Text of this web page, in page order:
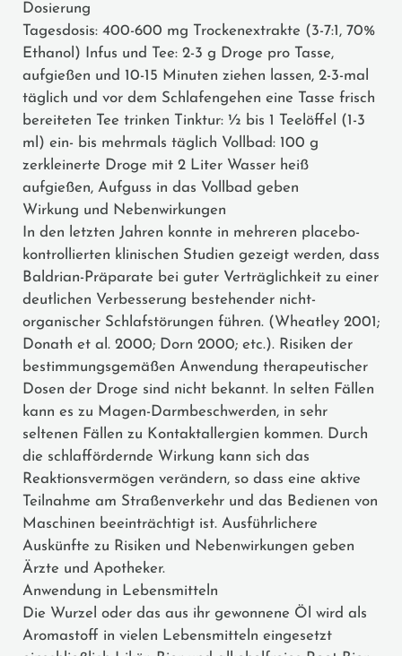
Dosierung
Tagesdosis: 400-600 mg Trockenextrakte (3-7:1, 70%
Ethanol) Infus und Tee: 2-3 g Droge pro Tasse,
aufgießen und 10-15 Minuten ziehen lassen, 2-3-mal
täglich und vor dem Schlafengehen eine Tasse frisch
bereiteten Tee trinken Tinktur: ½ bis 1 Teelöffel (1-3
ml) ein- bis mehrmals täglich Vollbad: 100 g
zerkleinerte Droge mit 2 Liter Wasser heiß
aufgießen, Aufguss in das Vollbad geben
Wirkung und Nebenwirkungen
In den letzten Jahren konnte in mehreren placebo­
kontrollierten klinischen Studien gezeigt werden, dass
Baldrian-Präparate bei guter Verträglichkeit zu einer
deutlichen Verbesserung bestehender nicht-
organischer Schlafstörungen führen. (Wheatley 2001;
Donath et al. 2000; Dorn 2000; etc.). Risiken der
bestimmungsgemäßen Anwendung thera­peutischer
Dosen der Droge sind nicht bekannt. In selten Fällen
kann es zu Magen-Darmbeschwerden, in sehr
seltenen Fällen zu Kontaktallergien kommen. Durch
die schlaffördernde Wirkung kann sich das
Reaktionsvermögen verändern, so dass eine aktive
Teilnahme am Straßenverkehr und das Bedienen von
Maschinen beeinträchtigt ist. Ausführlichere
Auskünfte zu Risiken und Nebenwirkungen geben
Ärzte und Apotheker.
Anwendung in Lebensmitteln
Die Wurzel oder das aus ihr gewonnene Öl wird als
Aromastoff in vielen Lebensmitteln eingesetzt